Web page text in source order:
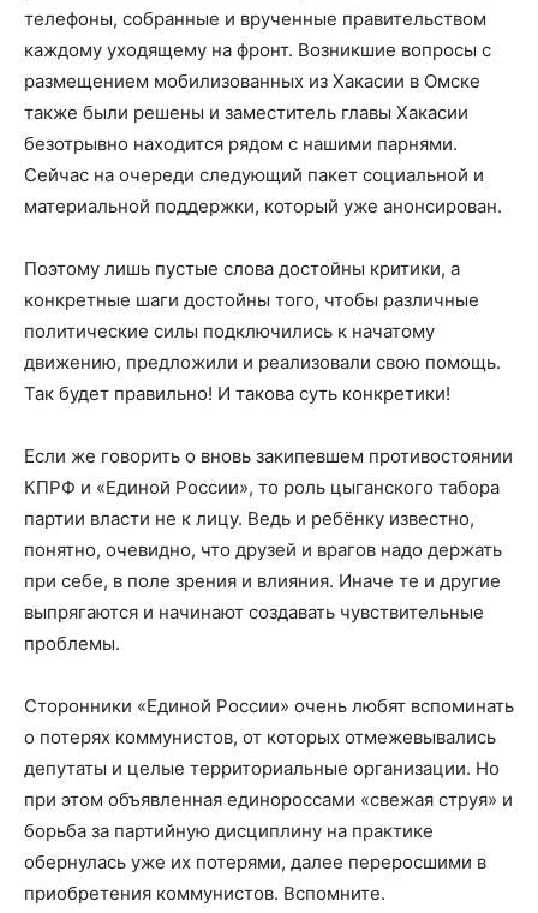
телефоны, собранные и врученные правительством
каждому уходящему на фронт. Возникшие вопросы с
размещением мобилизованных из Хакасии в Омске
также были решены и заместитель главы Хакасии
безотрывно находится рядом с нашими парнями.
Сейчас на очереди следующий пакет социальной и
материальной поддержки, который уже анонсирован.
Поэтому лишь пустые слова достойны критики, а
конкретные шаги достойны того, чтобы различные
политические силы подключились к начатому
движению, предложили и реализовали свою помощь.
Так будет правильно! И такова суть конкретики!
Если же говорить о вновь закипевшем противостоянии
КПРФ и «Единой России», то роль цыганского табора
партии власти не к лицу. Ведь и ребёнку известно,
понятно, очевидно, что друзей и врагов надо держать
при себе, в поле зрения и влияния. Иначе те и другие
выпрягаются и начинают создавать чувствительные
проблемы.
Сторонники «Единой России» очень любят вспоминать
о потерях коммунистов, от которых отмежевывались
депутаты и целые территориальные организации. Но
при этом объявленная единороссами «свежая струя» и
борьба за партийную дисциплину на практике
обернулась уже их потерями, далее переросшими в
приобретения коммунистов. Вспомните.